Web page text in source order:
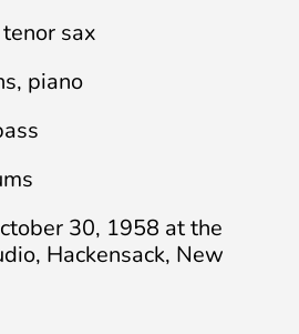
sax
piano
30, 1958 at the
Hackensack, New